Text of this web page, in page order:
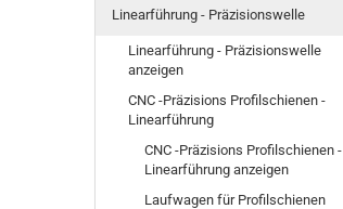
Linearführung - Präzisionswelle
Linearführung - Präzisionswelle
anzeigen
CNC -Präzisions Profilschienen -
Linearführung
CNC -Präzisions Profilschienen -
Linearführung anzeigen
Laufwagen für Profilschienen